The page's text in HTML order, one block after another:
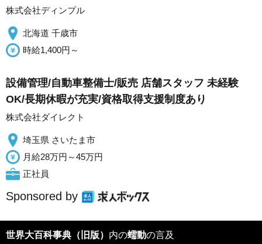
株式会社ディンプル
北海道 千歳市
時給1,400円～
設備管理/自動車整備士/販売 店舗スタッフ 未経験
OK/長期休暇が充実/資格取得支援制度あり
株式会社ダイレクト
埼玉県 さいたま市
月給28万円～45万円
正社員
Sponsored by
世界大百科事典（旧版） 内の蠕動の言及